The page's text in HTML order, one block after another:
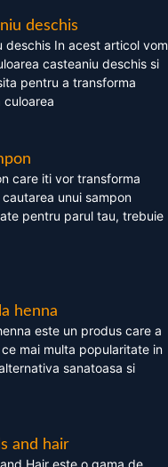
deschis
deschis In acest articol vom
casteaniu deschis si
pentru a transforma
culoarea
care iti vor transforma
unui sampon
pentru parul tau, trebuie
henna
este un produs care a
mai multa popularitate in
sanatoasa si
and hair